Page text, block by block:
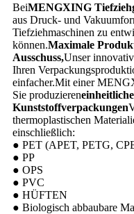
BeiMENGXING
aus Druck- und
Tiefziehmaschinen zu
können.Maximale
Ausschuss,Unser
Ihren
einfacher.Mit einer
Sie produzieren
Kunststoffverpackungen
thermoplastischen
einschließlich:
● PET (APET, PETG,
● PP
● OPS
● PVC
● HÜFTEN
● Biologisch abbaubare